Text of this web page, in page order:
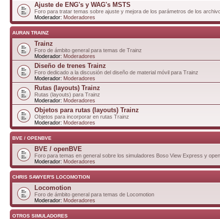
Ajuste de ENG's y WAG's MSTS
Foro para tratar temas sobre ajuste y mejora de los parámetros de los
Moderador: Moderadores
AURAN TRAINZ
Trainz
Foro de ámbito general para temas de Trainz
Moderador: Moderadores
Diseño de trenes Trainz
Foro dedicado a la discusión del diseño de material móvil para Trainz
Moderador: Moderadores
Rutas (layouts) Trainz
Rutas (layouts) para Trainz
Moderador: Moderadores
Objetos para rutas (layouts) Trainz
Objetos para incorporar en rutas Trainz
Moderador: Moderadores
BVE / OPENBVE
BVE / openBVE
Foro para temas en general sobre los simuladores Boso View Express y
Moderador: Moderadores
CHRIS SAWYER'S LOCOMOTION
Locomotion
Foro de ámbito general para temas de Locomotion
Moderador: Moderadores
OTROS SIMULADORES